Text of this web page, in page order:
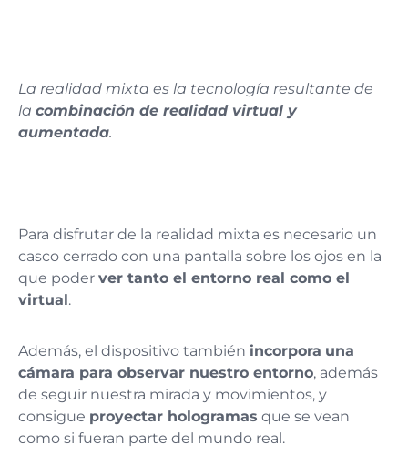
La realidad mixta es la tecnología resultante de
la combinación de realidad virtual y
aumentada.
Para disfrutar de la realidad mixta es necesario un
casco cerrado con una pantalla sobre los ojos en la
que poder ver tanto el entorno real como el
virtual.
Además, el dispositivo también incorpora una
cámara para observar nuestro entorno, además
de seguir nuestra mirada y movimientos, y
consigue proyectar hologramas que se vean
como si fueran parte del mundo real.